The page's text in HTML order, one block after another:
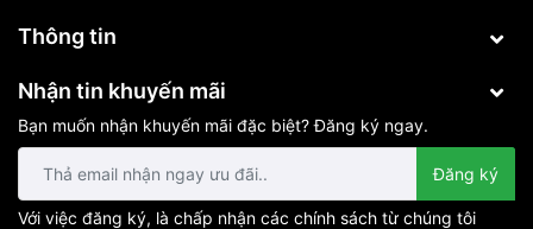
Thông tin
Nhận tin khuyến mãi
Bạn muốn nhận khuyến mãi đặc biệt? Đăng ký ngay.
Đăng ký
Với việc đăng ký, là chấp nhận các chính sách từ chúng tôi